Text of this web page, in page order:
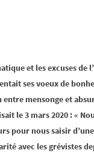
et les excuses de
ses voeux de
entre mensonge et
le 3 mars 2020 : «
pour nous saisir
avec les grévistes